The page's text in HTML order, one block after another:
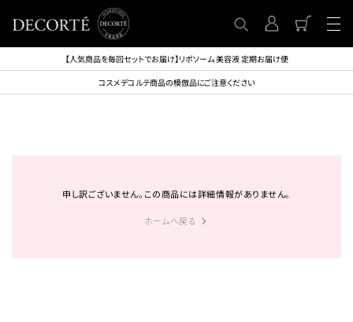
【人気商品を毎回セットでお届け】リポソーム 美容液 定期お届け便
コスメデコルテ商品の模倣品にご注意ください
申し訳ございません。この商品には詳細情報がありません。
ホームへ戻る